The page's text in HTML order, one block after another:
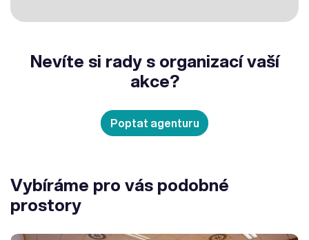
Nevíte si rady s organizací vaší
akce?
Poptat agenturu
Vybíráme pro vás podobné
prostory